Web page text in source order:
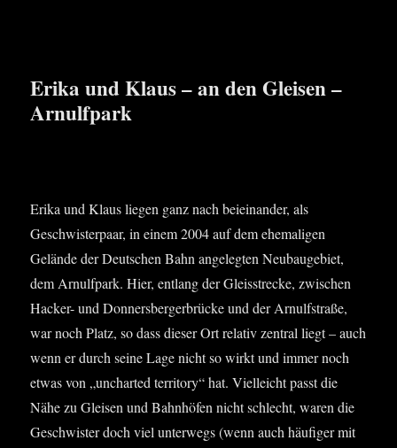
Erika und Klaus – an den Gleisen –
Arnulfpark
Eri­ka und Klaus lie­gen ganz nach bei­ein­an­der, als
Geschwis­ter­paar, in einem 2004 auf dem ehe­ma­li­gen
Gelän­de der Deut­schen Bahn ange­leg­ten Neu­bau­ge­biet,
dem Arnulfpark. Hier, ent­lang der Gleis­stre­cke, zwi­schen
Hacker- und Don­ners­ber­ger­brü­cke und der Arnulf­stra­ße,
war noch Platz, so dass die­ser Ort rela­tiv zen­tral liegt – auch
wenn er durch sei­ne Lage nicht so wirkt und immer noch
etwas von „unchar­ted ter­ri­to­ry“ hat. Viel­leicht passt die
Nähe zu Glei­sen und Bahn­hö­fen nicht schlecht, waren die
Geschwis­ter doch viel unter­wegs (wenn auch häu­fi­ger mit